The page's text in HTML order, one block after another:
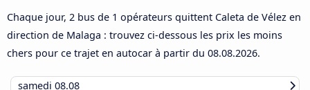
Chaque jour, 2 bus de 1 opérateurs quittent Caleta de Vélez en
direction de Malaga : trouvez ci-dessous les prix les moins
chers pour ce trajet en autocar à partir du 08.08.2026.
samedi 08.08